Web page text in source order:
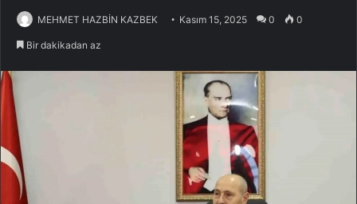
MEHMET HAZBİN KAZBEK Kasım 15, 2025 0 0
Bir dakikadan az